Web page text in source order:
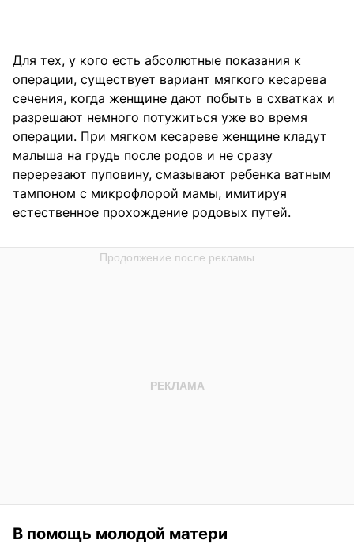
Для тех, у кого есть абсолютные показания к
операции, существует вариант мягкого кесарева
сечения, когда женщине дают побыть в схватках и
разрешают немного потужиться уже во время
операции. При мягком кесареве женщине кладут
малыша на грудь после родов и не сразу
перерезают пуповину, смазывают ребенка ватным
тампоном с микрофлорой мамы, имитируя
естественное прохождение родовых путей.
В помощь молодой матери